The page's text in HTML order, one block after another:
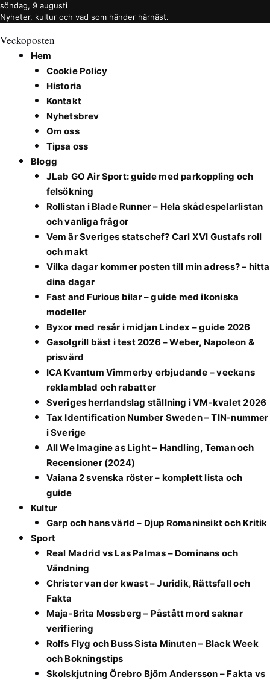
söndag, 9 augusti
Nyheter, kultur och vad som händer härnäst.
Veckoposten
Hem
Cookie Policy
Historia
Kontakt
Nyhetsbrev
Om oss
Tipsa oss
Blogg
JLab GO Air Sport: guide med parkoppling och
felsökning
Rollistan i Blade Runner – Hela skådespelarlistan
och vanliga frågor
Vem är Sveriges statschef? Carl XVI Gustafs roll
och makt
Vilka dagar kommer posten till min adress? – hitta
dina dagar
Fast and Furious bilar – guide med ikoniska
modeller
Byxor med resår i midjan Lindex – guide 2026
Gasolgrill bäst i test 2026 – Weber, Napoleon &
prisvärd
ICA Kvantum Vimmerby erbjudande – veckans
reklamblad och rabatter
Sveriges herrlandslag ställning i VM-kvalet 2026
Tax Identification Number Sweden – TIN-nummer
i Sverige
All We Imagine as Light – Handling, Teman och
Recensioner (2024)
Vaiana 2 svenska röster – komplett lista och
guide
Kultur
Garp och hans värld – Djup Romaninsikt och Kritik
Sport
Real Madrid vs Las Palmas – Dominans och
Vändning
Christer van der kwast – Juridik, Rättsfall och
Fakta
Maja-Brita Mossberg – Påstått mord saknar
verifiering
Rolfs Flyg och Buss Sista Minuten – Black Week
och Bokningstips
Skolskjutning Örebro Björn Andersson – Fakta vs